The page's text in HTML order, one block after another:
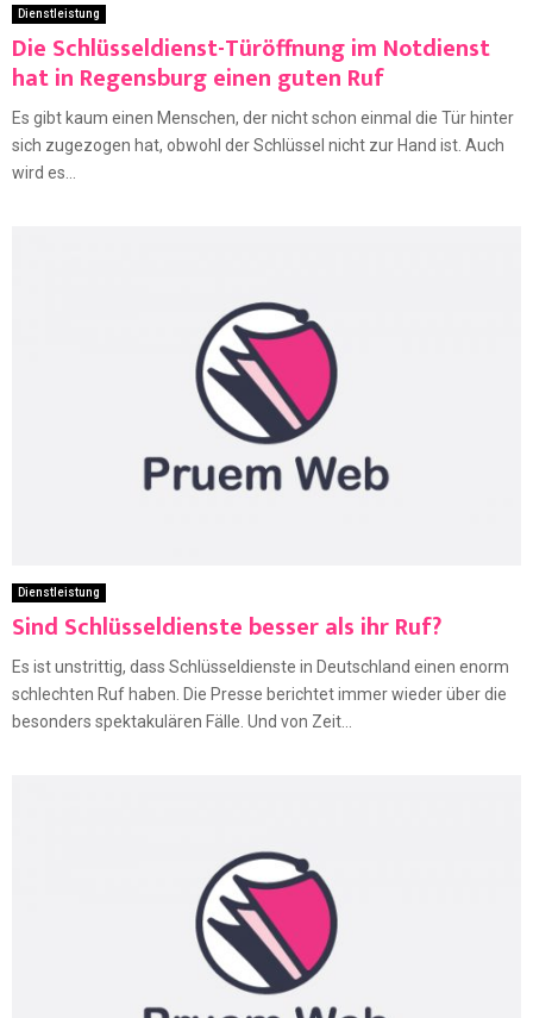
Dienstleistung
Die Schlüsseldienst-Türöffnung im Notdienst
hat in Regensburg einen guten Ruf
Es gibt kaum einen Menschen, der nicht schon einmal die Tür hinter
sich zugezogen hat, obwohl der Schlüssel nicht zur Hand ist. Auch
wird es...
Dienstleistung
Sind Schlüsseldienste besser als ihr Ruf?
Es ist unstrittig, dass Schlüsseldienste in Deutschland einen enorm
schlechten Ruf haben. Die Presse berichtet immer wieder über die
besonders spektakulären Fälle. Und von Zeit...